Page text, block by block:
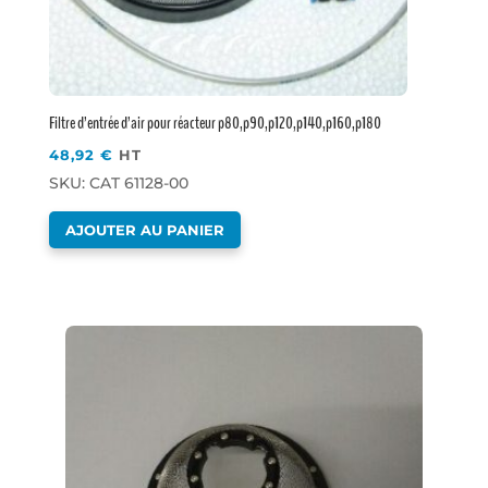
Filtre d’entrée d’air pour réacteur p80,p90,p120,p140,p160,p180
48,92€ HT
SKU: CAT 61128-00
AJOUTER AU PANIER